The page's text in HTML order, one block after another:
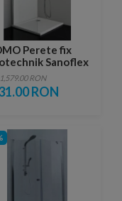
Perete fix
Sanoflex
RON
RON